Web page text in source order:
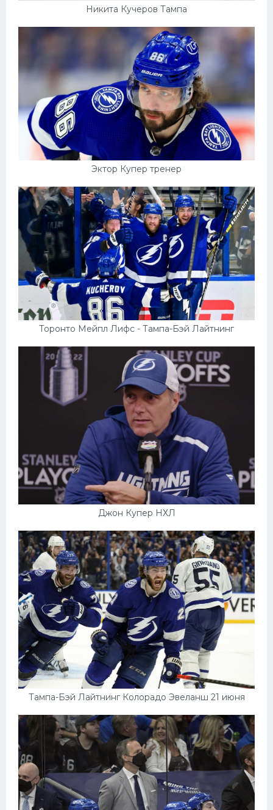
Никита Кучеров Тампа
Эктор Купер тренер
Торонто Мейпл Лифс - Тампа-Бэй Лайтнинг
Джон Купер НХЛ
Тампа-Бэй Лайтнинг Колорадо Эвеланш 21 июня